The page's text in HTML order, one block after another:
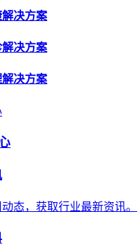
解决方案
决方案
决方案
态，获取行业最新资讯。